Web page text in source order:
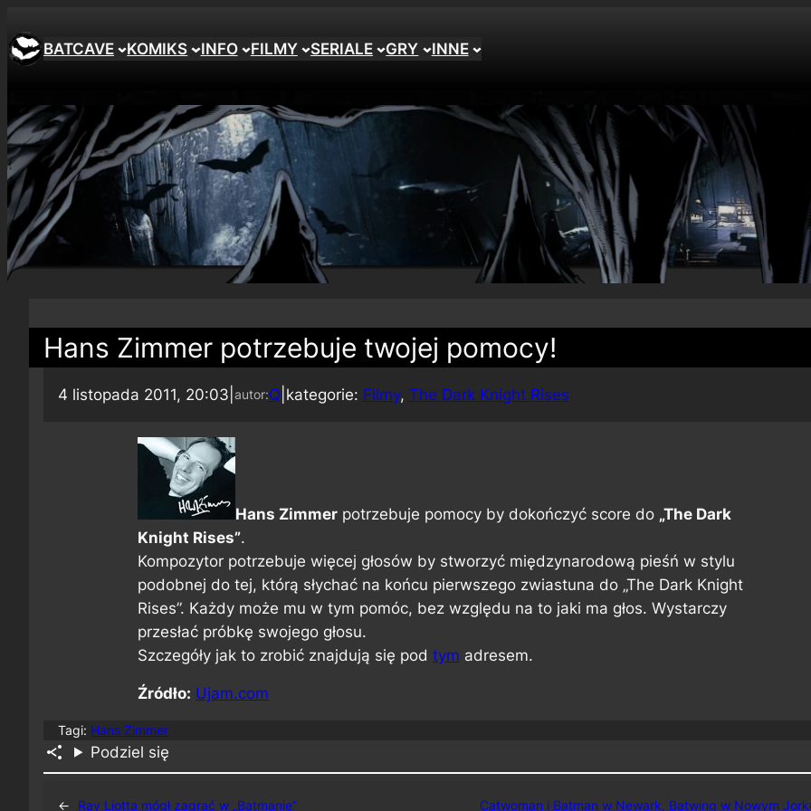
BATCAVE KOMIKS INFO FILMY SERIALE GRY INNE
Hans Zimmer potrzebuje twojej pomocy!
4 listopada 2011, 20:03 autor:Q kategorie: Filmy, The Dark Knight Rises
Hans Zimmer potrzebuje pomocy by dokończyć score do „The Dark
Knight Rises”.
Kompozytor potrzebuje więcej głosów by stworzyć międzynarodową pieśń w stylu
podobnej do tej, którą słychać na końcu pierwszego zwiastuna do „The Dark Knight
Rises”. Każdy może mu w tym pomóc, bez względu na to jaki ma głos. Wystarczy
przesłać próbkę swojego głosu.
Szczegóły jak to zrobić znajdują się pod tym adresem.
Źródło: Ujam.com
Tagi: Hans Zimmer
Podziel się
← Ray Liotta mógł zagrać w „Batmanie” Catwoman i Batman w Newark, Batwing w Nowym